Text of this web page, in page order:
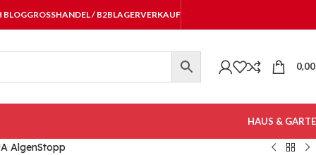
BLOGGROSSHANDEL / B2B LAGERVERKAUF
HAUS &
AlgenStopp